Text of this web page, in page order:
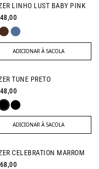
IN
LINHO LUST BABY PINK
ADICIONAR À SACOLA
IN
TUNE PRETO
ADICIONAR À SACOLA
IN
CELEBRATION MARROM